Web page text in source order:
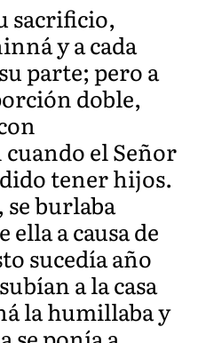
sacrificio,
y a cada
parte; pero a
doble,
el Señor
tener hijos.
burlaba
a causa de
sucedía año
a la casa
la humillaba y